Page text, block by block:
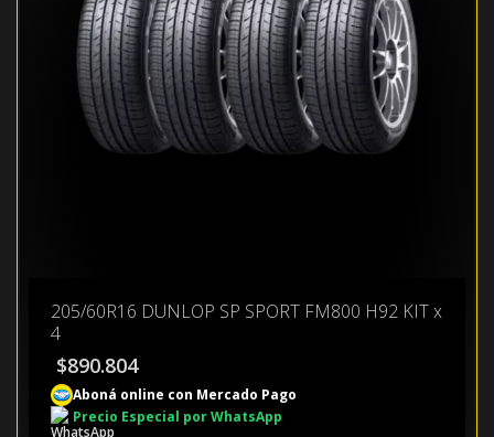
205/60R16 DUNLOP SP SPORT FM800 H92 KIT x
4
$890.804
Aboná online con Mercado Pago
Precio Especial por WhatsApp